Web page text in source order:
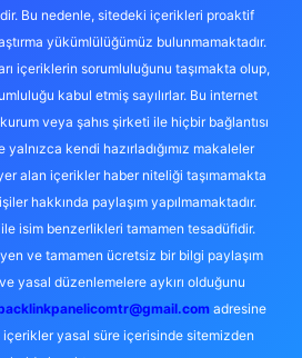
Bu nedenle, sitedeki içerikleri proaktif
yükümlülüğümüz bulunmamaktadır.
içeriklerin sorumluluğunu taşımakta olup,
kabul etmiş sayılırlar. Bu internet
veya şahıs şirketi ile hiçbir bağlantısı
yalnızca kendi hazırladığımız makaleler
alan içerikler haber niteliği taşımamakta
hakkında paylaşım yapılmamaktadır.
isim benzerlikleri tamamen tesadüfidir.
ve tamamen ücretsiz bir bilgi paylaşım
yasal düzenlemelere aykırı olduğunu
adresine
yasal süre içerisinde sitemizden